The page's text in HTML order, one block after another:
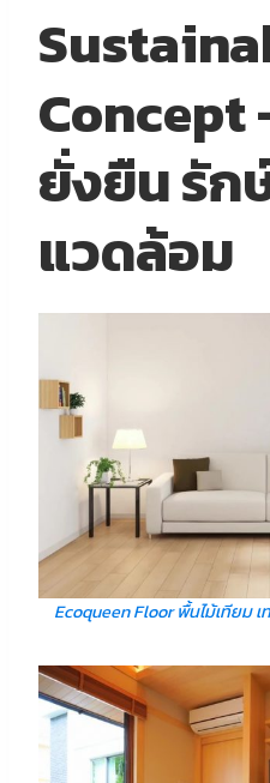
Concept
ยั่งยืน รัก
แวดล้อม
Ecoqueen Floor พื้นไม้เทียม